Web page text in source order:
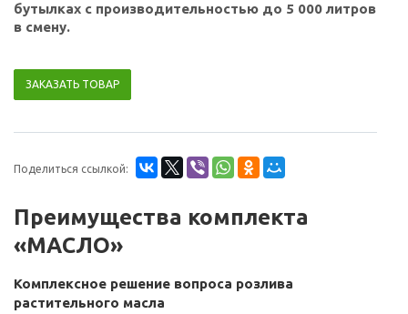
бутылках с производительностью до 5 000 литров
в смену.
ЗАКАЗАТЬ ТОВАР
Поделиться ссылкой:
Преимущества комплекта
«МАСЛО»
Комплексное решение вопроса розлива
растительного масла